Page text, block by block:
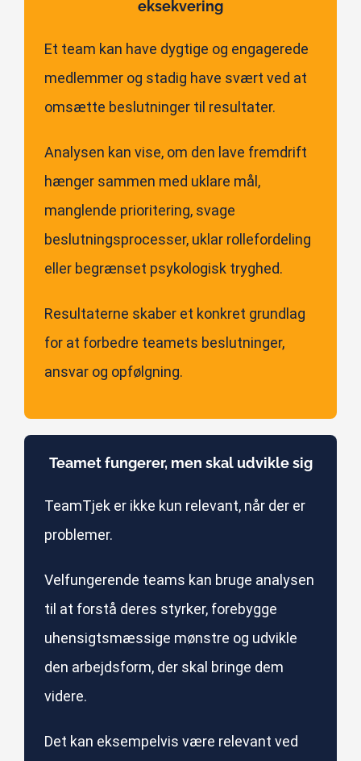
eksekvering
Et team kan have dygtige og engagerede
medlemmer og stadig have svært ved at
omsætte beslutninger til resultater.
Analysen kan vise, om den lave fremdrift
hænger sammen med uklare mål,
manglende prioritering, svage
beslutningsprocesser, uklar rollefordeling
eller begrænset psykologisk tryghed.
Resultaterne skaber et konkret grundlag
for at forbedre teamets beslutninger,
ansvar og opfølgning.
Teamet fungerer, men skal udvikle sig
TeamTjek er ikke kun relevant, når der er
problemer.
Velfungerende teams kan bruge analysen
til at forstå deres styrker, forebygge
uhensigtsmæssige mønstre og udvikle
den arbejdsform, der skal bringe dem
videre.
Det kan eksempelvis være relevant ved